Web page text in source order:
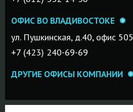
ОФИС ВО ВЛАДИВОСТОКЕ
ул. Пушкинская, д.40, офис 505
+7 (423) 240-69-69
ДРУГИЕ ОФИСЫ КОМПАНИИ